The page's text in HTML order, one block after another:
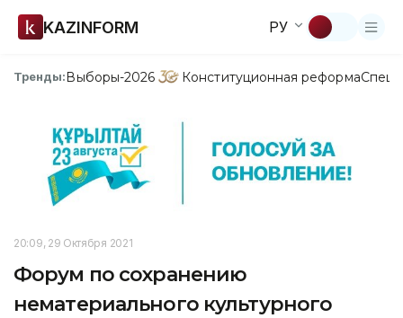
KAZINFORM РУ
Тренды:Выборы-2026 Конституционная реформа
20:09, 29 Октября 2021
Форум по сохранению
нематериального культурного